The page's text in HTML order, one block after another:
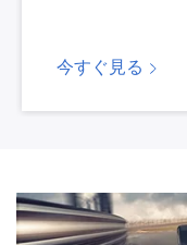
今すぐ見る